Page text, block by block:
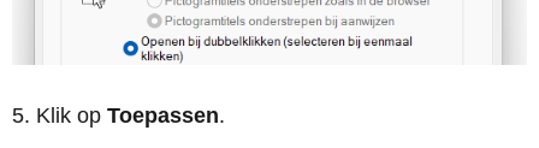
Klik op Toepassen.